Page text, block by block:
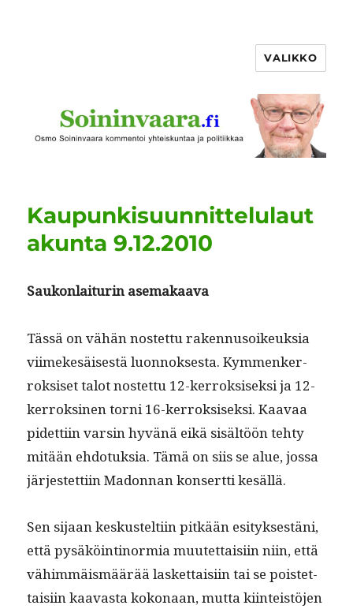
VALIKKO
Kaupunkisuunnittelulaut
akunta 9.12.2010
Saukon­lai­turin asemakaava
Tässä on vähän nos­tet­tu raken­nu­soikeuk­sia
viimekesäis­es­tä luon­nok­ses­ta. Kym­menker­
roksiset talot nos­tet­tu 12-ker­roksisek­si ja 12-
ker­roksi­nen torni 16-ker­roksisek­si. Kaavaa
pidet­ti­in varsin hyvänä eikä sisältöön tehty
mitään ehdo­tuk­sia. Tämä on siis se alue, jos­sa
jär­jestet­ti­in Madon­nan kon­sert­ti kesällä.
Sen sijaan keskustelti­in pitkään esi­tyk­ses­täni,
että pysäköinti­normia muutet­taisi­in niin, että
vähim­mäis­määrää las­ket­taisi­in tai se pois­tet­
taisi­in kaavas­ta kokon­aan, mut­ta kiin­teistö­jen